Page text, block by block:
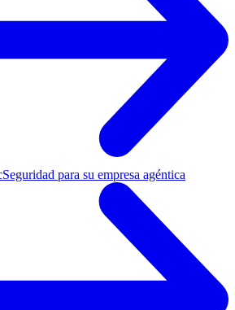
Seguridad para su empresa agéntica